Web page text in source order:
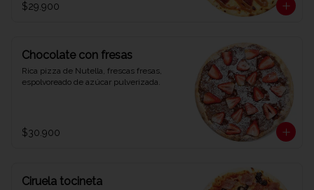
$29.900
Chocolate con fresas
Rica pizza de Nutella, frescas fresas,
espolvoreado de azúcar pulverizada.
$30.900
Ciruela tocineta